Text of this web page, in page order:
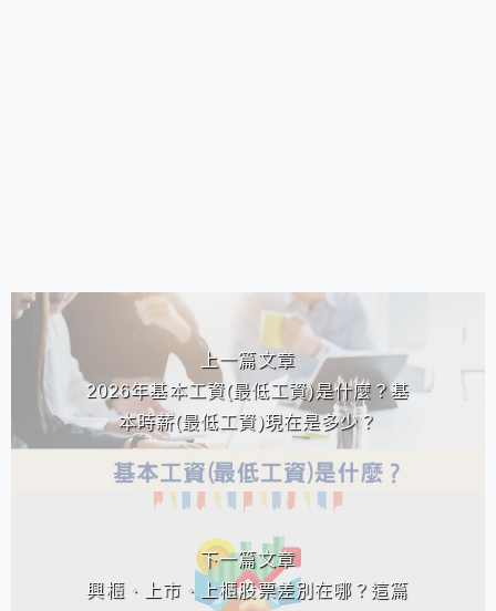
相連文章
上一篇文章
2026年基本工資(最低工資)是什麼？基
本時薪(最低工資)現在是多少？
下一篇文章
興櫃、上市、上櫃股票差別在哪？這篇